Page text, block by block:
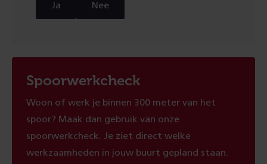
Ja Nee
Spoorwerkcheck
Woon of werk je binnen 300 meter van het
spoor? Maak dan gebruik van onze
spoorwerkcheck. Je ziet direct welke
werkzaamheden in jouw buurt gepland staan.